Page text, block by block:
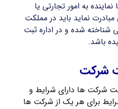
به امور تجارتی یا
مبادرت نماید باید در مملکت
شده و در اداره ثبت
باشد.
شرکت
شرکت ها دارای شرایط و
برای هر یک از شرکت ها